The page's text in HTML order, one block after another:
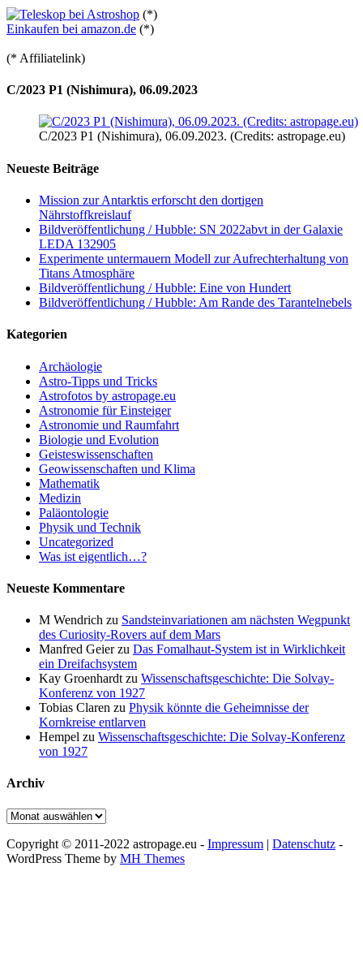
(*)
Einkaufen bei amazon.de (*)
(* Affiliatelink)
C/2023 P1 (Nishimura), 06.09.2023
C/2023 P1 (Nishimura), 06.09.2023. (Credits: astropage.eu)
Neueste Beiträge
Mission zur Antarktis erforscht den dortigen
Nährstoffkreislauf
Bildveröffentlichung / Hubble: SN 2022abvt in der Galaxie
LEDA 132905
Experimente untermauern Modell zur Aufrechterhaltung von
Titans Atmosphäre
Bildveröffentlichung / Hubble: Eine von Hundert
Bildveröffentlichung / Hubble: Am Rande des Tarantelnebels
Kategorien
Archäologie
Astro-Tipps und Tricks
Astrofotos by astropage.eu
Astronomie für Einsteiger
Astronomie und Raumfahrt
Biologie und Evolution
Geisteswissenschaften
Geowissenschaften und Klima
Mathematik
Medizin
Paläontologie
Physik und Technik
Uncategorized
Was ist eigentlich…?
Neueste Kommentare
M Wendrich zu Sandsteinvariationen am nächsten Wegpunkt
des Curiosity-Rovers auf dem Mars
Manfred Geierzu Das Fomalhaut-System ist in Wirklichkeit
ein Dreifachsystem
Kay Groenhardt zu Wissenschaftsgeschichte: Die Solvay-
Konferenz von 1927
Tobias Claren zu Physik könnte die Geheimnisse der
Kornkreise entlarven
Hempel zu Wissenschaftsgeschichte: Die Solvay-Konferenz
von 1927
Archiv
Archiv
Copyright © 2011-2022 astropage.eu - Impressum | Datenschutz -
WordPress Theme by MH Themes